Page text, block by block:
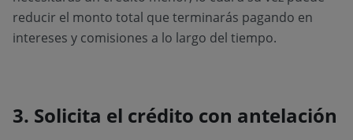
reducir el monto total que terminarás pagando en
intereses y comisiones a lo largo del tiempo.
3. Solicita el crédito con antelación